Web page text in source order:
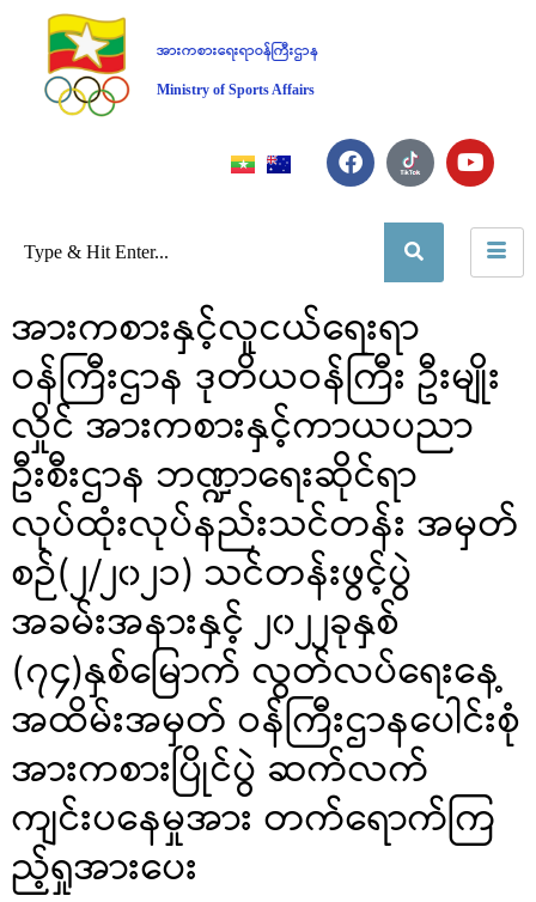
အားကစားရေးရာဝန်ကြီးဌာန
Ministry of Sports Affairs
အားကစားနှင့်လူငယ်ရေးရာ
ဝန်ကြီးဌာန ဒုတိယဝန်ကြီး ဦးမျိုး
လှိုင် အားကစားနှင့်ကာယပညာ
ဦးစီးဌာန ဘဏ္ဍာရေးဆိုင်ရာ
လုပ်ထုံးလုပ်နည်းသင်တန်း အမှတ်
စဉ်(၂/၂၀၂၁) သင်တန်းဖွင့်ပွဲ
အခမ်းအနားနှင့် ၂၀၂၂ခုနှစ်
(၇၄)နှစ်မြောက် လွတ်လပ်ရေးနေ့
အထိမ်းအမှတ် ဝန်ကြီးဌာနပေါင်းစုံ
အားကစားပြိုင်ပွဲ ဆက်လက်
ကျင်းပနေမှုအား တက်ရောက်ကြ
ည့်ရှုအားပေး